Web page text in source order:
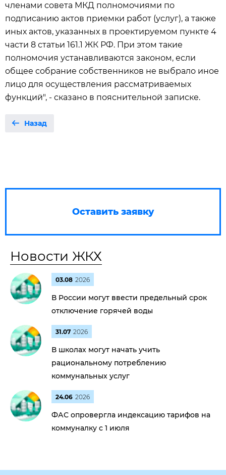
членами совета МКД полномочиями по
подписанию актов приемки работ (услуг), а также
иных актов, указанных в проектируемом пункте 4
части 8 статьи 161.1 ЖК РФ. При этом такие
полномочия устанавливаются законом, если
общее собрание собственников не выбрало иное
лицо для осуществления рассматриваемых
функций", - сказано в пояснительной записке.
Назад
Оставить заявку
Новости ЖКХ
03.08 2026
В России могут ввести предельный срок
отключение горячей воды
31.07 2026
В школах могут начать учить
рациональному потреблению
коммунальных услуг
24.06 2026
ФАС опровергла индексацию тарифов на
коммуналку с 1 июля